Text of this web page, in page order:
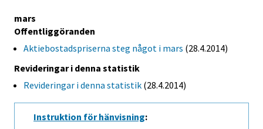
mars
Offentliggöranden
Aktiebostadspriserna steg något i mars (28.4.2014)
Revideringar i denna statistik
Revideringar i denna statistik (28.4.2014)
Instruktion för hänvisning: